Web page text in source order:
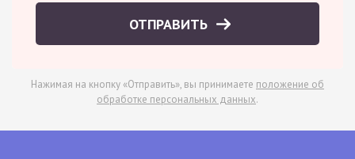
ОТПРАВИТЬ
Нажимая на кнопку «Отправить», вы принимаете положение об
обработке персональных данных.